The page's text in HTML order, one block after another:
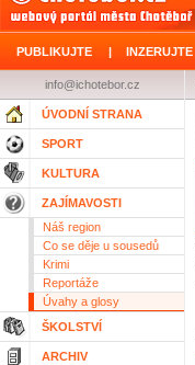
PUBLIKUJTE | INZERUJTE
info@ichotebor.cz
ÚVODNÍ STRANA
SPORT
KULTURA
ZAJÍMAVOSTI
Náš region
Co se děje u sousedů
Krimi
Reportáže
Úvahy a glosy
ŠKOLSTVÍ
ARCHIV